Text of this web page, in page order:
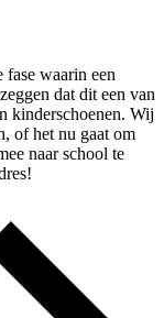
fase waarin een
dat dit een van
kinderschoenen. Wij
of het nu gaat om
naar school te